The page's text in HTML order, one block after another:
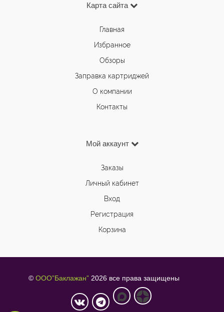
Карта сайта
Главная
Избранное
Обзоры
Заправка картриджей
О компании
Контакты
Мой аккаунт
Заказы
Личный кабинет
Вход
Регистрация
Корзина
© ООО”Баклажан” 2026 все права защищены